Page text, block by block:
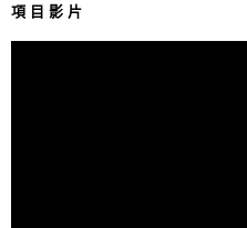
項目影片